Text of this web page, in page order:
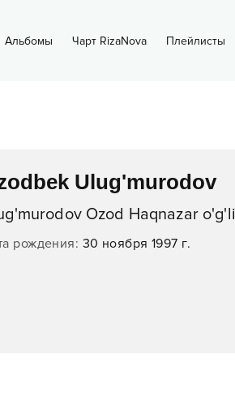
Альбомы Чарт RizaNova Плейлисты
Ulug'murodov
Ozod Haqnazar o'g'li
рождения: 30 ноября 1997 г.